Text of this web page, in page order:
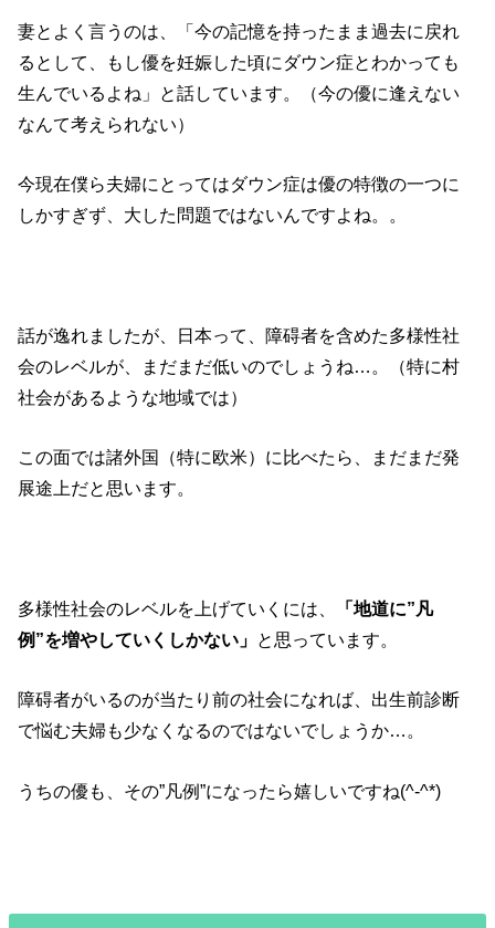
妻とよく言うのは、「今の記憶を持ったまま過去に戻れ
るとして、もし優を妊娠した頃にダウン症とわかっても
生んでいるよね」と話しています。（今の優に逢えない
なんて考えられない）
今現在僕ら夫婦にとってはダウン症は優の特徴の一つに
しかすぎず、大した問題ではないんですよね。。
話が逸れましたが、日本って、障碍者を含めた多様性社
会のレベルが、まだまだ低いのでしょうね…。（特に村
社会があるような地域では）
この面では諸外国（特に欧米）に比べたら、まだまだ発
展途上だと思います。
多様性社会のレベルを上げていくには、
「地道に”凡
例”を増やしていくしかない」 と思っています。
障碍者がいるのが当たり前の社会になれば、出生前診断
で悩む夫婦も少なくなるのではないでしょうか…。
うちの優も、その”凡例”になったら嬉しいですね(^-^*)